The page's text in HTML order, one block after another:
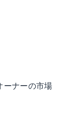
ーナーの市場